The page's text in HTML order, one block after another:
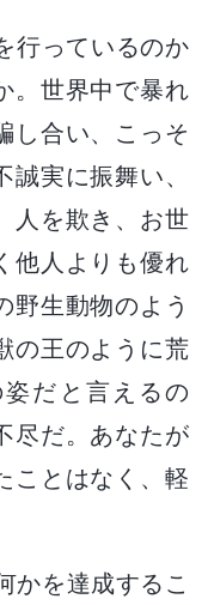
行っているのか
。世界中で暴れ
し合い、こっそ
実に振舞い、
人を欺き、お世
他人よりも優れ
野生動物のよう
の王のように荒
だと言えるの
尽だ。あなたが
ことはなく、軽
かを達成するこ